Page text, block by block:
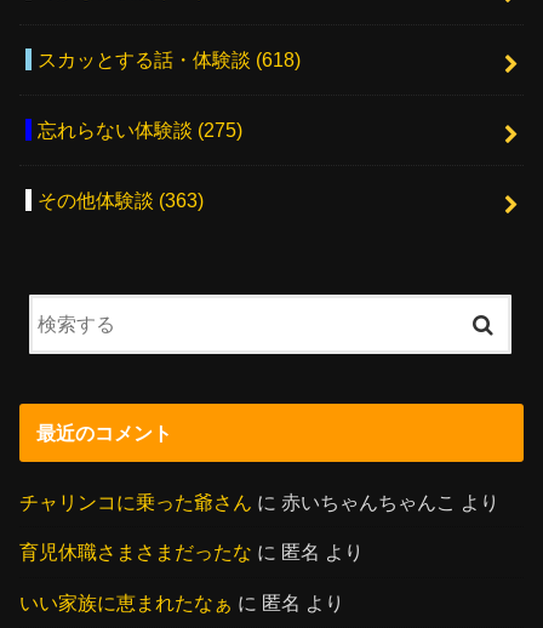
スカッとする話・体験談 (618)
忘れらない体験談 (275)
その他体験談 (363)
最近のコメント
チャリンコに乗った爺さん に赤いちゃんちゃんこ より
育児休職さまさまだったな に 匿名 より
いい家族に恵まれたなぁ に 匿名 より